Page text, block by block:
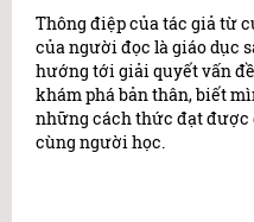
Thông điệp của tác giả từ
của người đọc là giáo dục
hướng tới giải quyết vấn
khám phá bản thân, biết
những cách thức đạt được
cùng người học.